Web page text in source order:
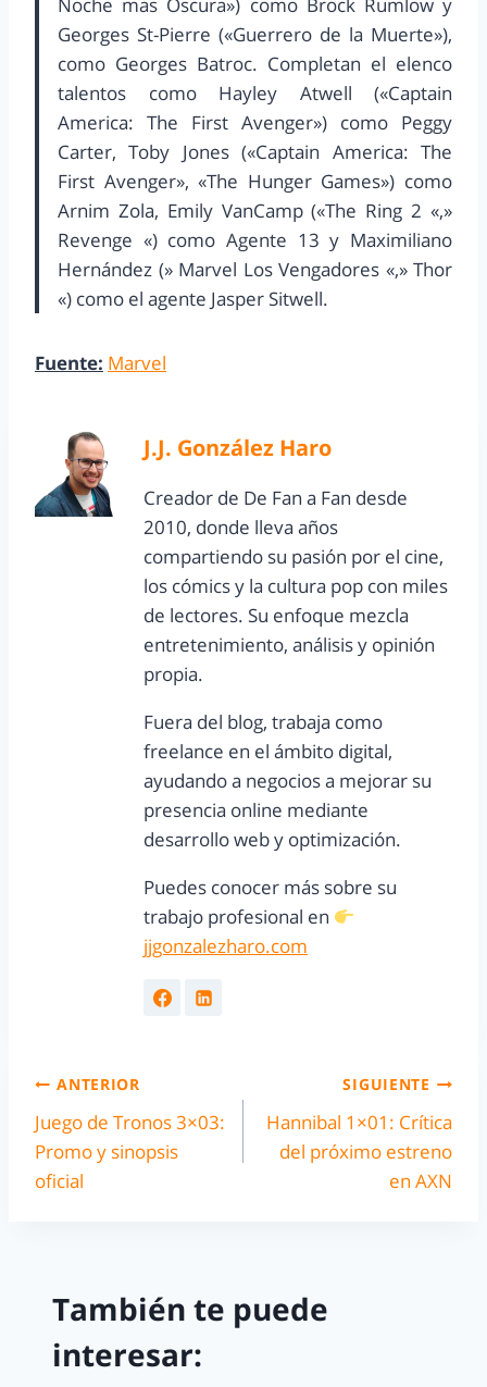
Georges St-Pierre («Guerrero de la Muerte»),
como Georges Batroc. Completan el elenco
talentos como Hayley Atwell («Captain
America: The First Avenger») como Peggy
Carter, Toby Jones («Captain America: The
First Avenger», «The Hunger Games») como
Arnim Zola, Emily VanCamp («The Ring 2 «,»
Revenge «) como Agente 13 y Maximiliano
Hernández (» Marvel Los Vengadores «,» Thor
«) como el agente Jasper Sitwell.
Fuente: Marvel
J.J. González Haro
Creador de De Fan a Fan desde
2010, donde lleva años
compartiendo su pasión por el cine,
los cómics y la cultura pop con miles
de lectores. Su enfoque mezcla
entretenimiento, análisis y opinión
propia.
Fuera del blog, trabaja como
freelance en el ámbito digital,
ayudando a negocios a mejorar su
presencia online mediante
desarrollo web y optimización.
Puedes conocer más sobre su
trabajo profesional en
jjgonzalezharo.com
ANTERIOR
Juego de Tronos 3×03:
Promo y sinopsis
oficial
SIGUIENTE
Hannibal 1×01: Crítica
del próximo estreno
en AXN
También te puede
interesar: